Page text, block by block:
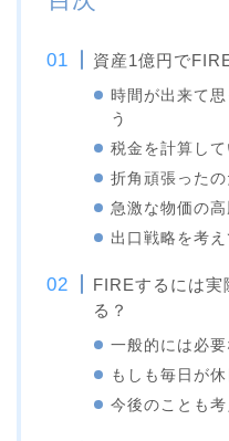
資産1億円で
時間が出来て
う
税金を計算し
折角頑張った
急激な物価の高
出口戦略を考
FIREするには実
る？
一般的には必
もしも毎日が
今後のことも